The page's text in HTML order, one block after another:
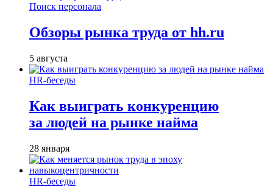
Поиск персонала
Обзоры рынка труда от hh.ru
5 августа
HR-беседы
Как выиграть конкуренцию
за людей на рынке найма
28 января
HR-беседы